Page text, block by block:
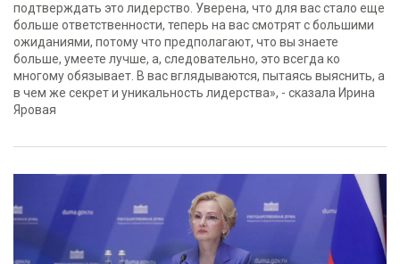
подтверждать это лидерство. Уверена, что для вас стало еще
больше ответственности, теперь на вас смотрят с большими
ожиданиями, потому что предполагают, что вы знаете
больше, умеете лучше, а, следовательно, это всегда ко
многому обязывает. В вас вглядываются, пытаясь выяснить, а
в чем же секрет и уникальность лидерства», - сказала Ирина
Яровая